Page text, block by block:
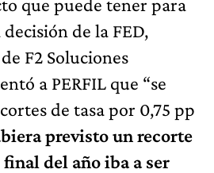
de la FED,
F2 Soluciones
a PERFIL que “se
de tasa por 0,75 pp
previsto un recorte
del año iba a ser